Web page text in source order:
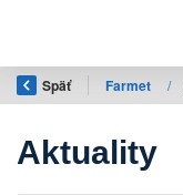
Späť Farmet /
Aktuality